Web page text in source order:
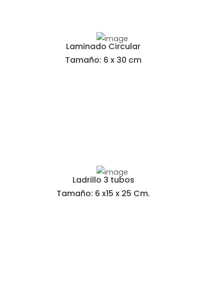
Laminado Circular
Tamaño: 6 x 30 cm
Ladrillo 3 tubos
Tamaño: 6 x15 x 25 Cm.